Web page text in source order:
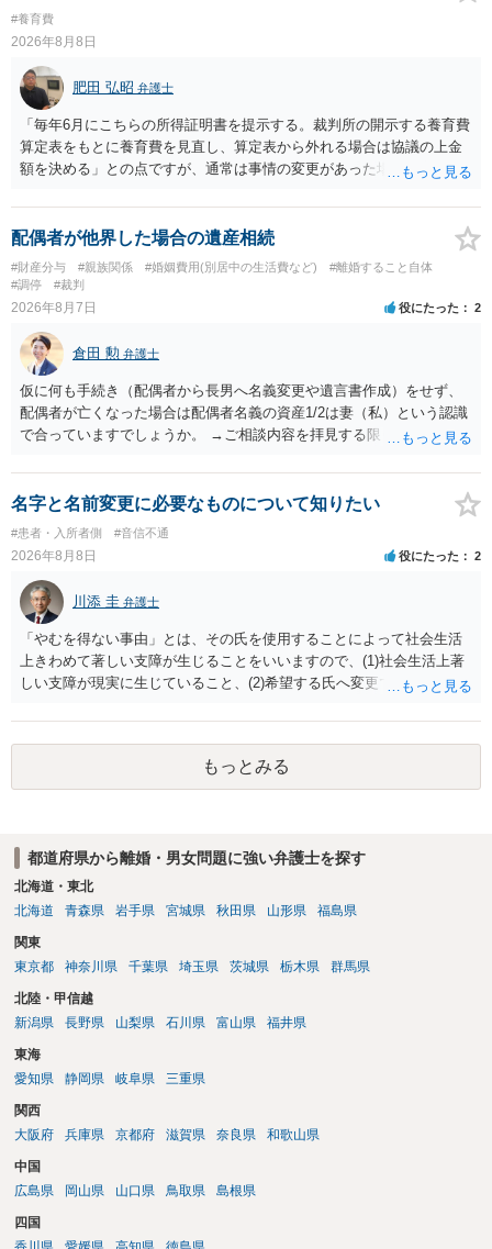
#養育費
2026年8月8日
肥田 弘昭 弁護士
「毎年6月にこちらの所得証明書を提示する。裁判所の開示する養育費
算定表をもとに養育費を見直し、算定表から外れる場合は協議の上金
額を決める」との点ですが、通常は事情の変更があった場合に変更し
来なかった事情の変更により双方協議の上増減出来る」と「通知義務
に勤務先」が含まれているので、私に収入が入った事は相手に通知が
行く事になり、上記のような文言が無くても養育費の見直しは適宜出
来るかと思うのですが違うのでしょうか？との点はそのとおりかと思
います。養育費は事情の変更があった場合に変更するので毎年見直す
配偶者が他界した場合の遺産相続
#財産分与 #親族関係 #婚姻費用(別居中の生活費など)
#離婚すること自体
#調停
#裁判
2026年8月7日 役にたった 2
倉田 勲 弁護士
仮に何も手続き（配偶者から長男へ名義変更や遺言書作成）をせず、
配偶者が亡くなった場合は配偶者名義の資産1/2は妻（私）という認識
で合っていますでしょうか。 →ご相談内容を拝見する限りでは、その
完全に所有する場合は、他の相続人に対して自宅の評価額の１/２の代
償金の支払いが必要になります。
名字と名前変更に必要なものについて知りたい
#患者・入所者側 #音信不通
2026年8月8日 役にたった 2
川添 圭 弁護士
「やむを得ない事由」とは、その氏を使用することによって社会生活
上きわめて著しい支障が生じることをいいますので、(1)社会生活上著
しい支障が現実に生じていること、(2)希望する氏へ変更できればその
できるかどうかがポイントです。 記録中に現れた一切の事情が判断対
象ですので、上記(1)と(2)を説明できる資料は全て（ただし理路整然
に）提出することが必要になります。「フラッシュバック」とのこと
なので、例えば、医学上確立されているPTSDの診断基準に合致した説
護士へ依頼しても苦労することが強く予想されるところです。、もし
本人申立てをお考えであれば、医学知識はもちろん法律知識も要求さ
れますので、性急な申立てをせず、知識と資料をしっかりと揃えて、
もっとみる
都道府県から離婚・男女問題に強い弁護士を探す
北海道・東北
北海道
青森県 岩手県 宮城県 秋田県 山形県 福島県
関東
東京都
神奈川県 千葉県 埼玉県 茨城県 栃木県 群馬県
北陸・甲信越
新潟県
長野県 山梨県 石川県 富山県 福井県
東海
愛知県
静岡県 岐阜県 三重県
関西
大阪府
兵庫県 京都府 滋賀県 奈良県 和歌山県
中国
広島県
岡山県 山口県 鳥取県 島根県
四国